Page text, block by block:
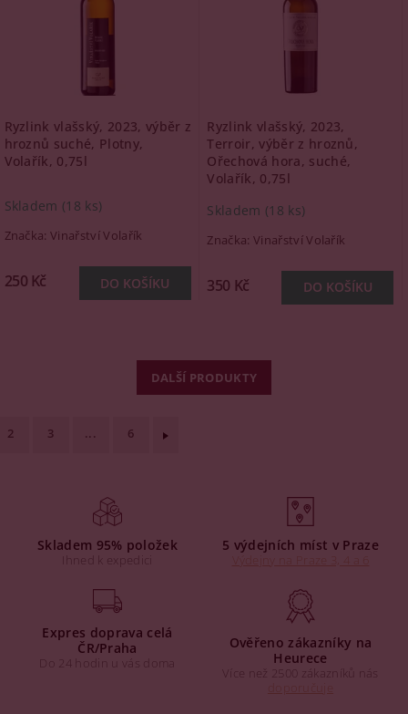
Ryzlink vlašský, 2023, výběr z
hroznů suché, Plotny,
Volařík, 0,75l
Skladem (18 ks)
Značka:Vinařství Volařík
250 Kč
Ryzlink vlašský, 2023,
Terroir, výběr z hroznů,
Ořechová hora, suché,
Volařík, 0,75l
Skladem (18 ks)
Značka: Vinařství Volařík
350 Kč
DALŠÍ PRODUKTY
2 3 ... 6
Skladem 95% položek
Ihned k expedici
5 výdejních míst v Praze
Expres doprava celá
ČR/Praha
Do 24 hodin u vás doma
Ověřeno zákazníky na
Heurece
Více než 2500 zákazníků nás